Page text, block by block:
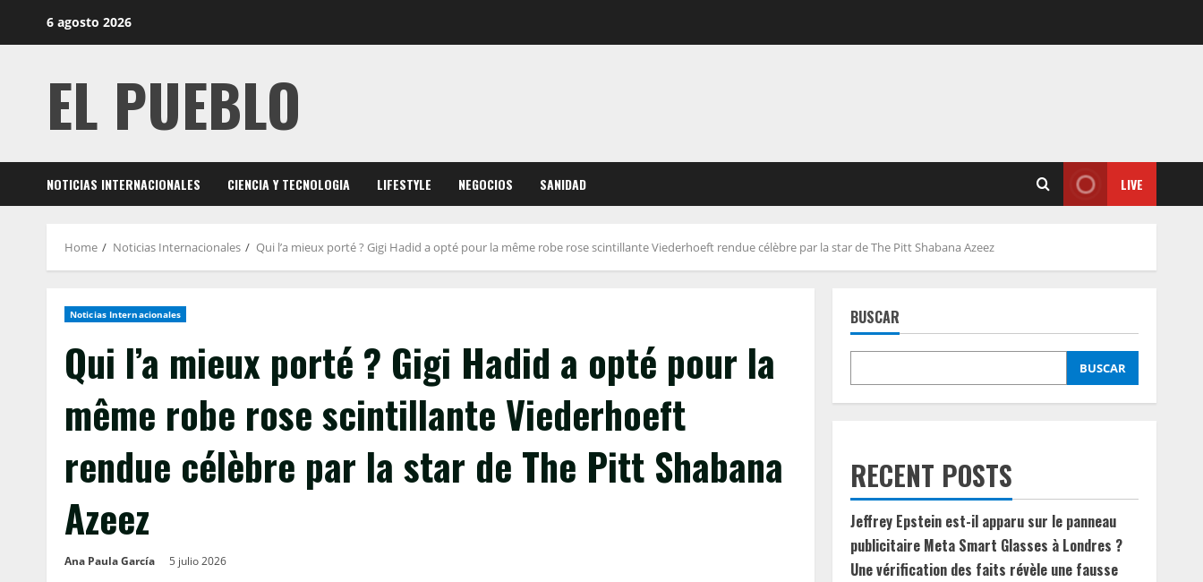
6 agosto 2026
EL PUEBLO
NOTICIAS INTERNACIONALES CIENCIA Y TECNOLOGIA LIFESTYLE NEGOCIOS SANIDAD LIVE
Home Noticias Internacionales Qui l’a mieux porté ? Gigi Hadid a opté pour la même robe rose scintillante Viederhoeft rendue célèbre par la star de The Pitt Shabana Azeez
Noticias Internacionales
Qui l’a mieux porté ? Gigi Hadid a opté pour la
même robe rose scintillante Viederhoeft
rendue célèbre par la star de The Pitt Shabana
Azeez
Ana Paula García 5 julio 2026
BUSCAR
BUSCAR
RECENT POSTS
Jeffrey Epstein est-il apparu sur le panneau
publicitaire Meta Smart Glasses à Londres ?
Une vérification des faits révèle une fausse